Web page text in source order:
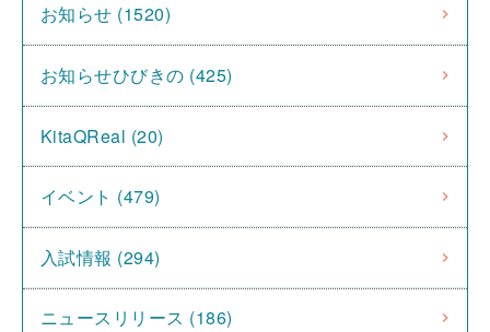
お知らせ (1520)
お知らせひびきの (425)
KitaQReal (20)
イベント (479)
入試情報 (294)
ニュースリリース (186)